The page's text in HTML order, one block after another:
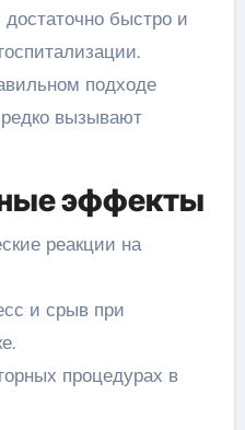
быстро и
подходе
вызывают
эффекты
реакции на
и срыв при
процедурах в